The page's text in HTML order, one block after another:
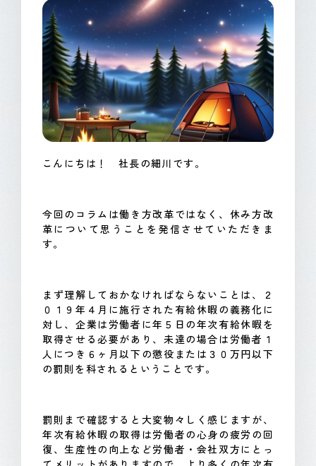
こんにちは！ 社長の細川です。
今回のコラムは働き方改革ではなく、休み方改
革について思うことを発信させていただきま
す。
まず理解しておかなければならないことは、２
０１９年４月に施行された有給休暇の義務化に
対し、企業は労働者に年５日の年次有給休暇を
取得させる必要があり、未達の場合は労働者１
人につき６ヶ月以下の懲役または３０万円以下
の罰則を科されるということです。
罰則まで確認すると大変物々しく感じますが、
年次有給休暇の取得は労働者の心身の疲労の回
復、生産性の向上など労働者・会社双方にとっ